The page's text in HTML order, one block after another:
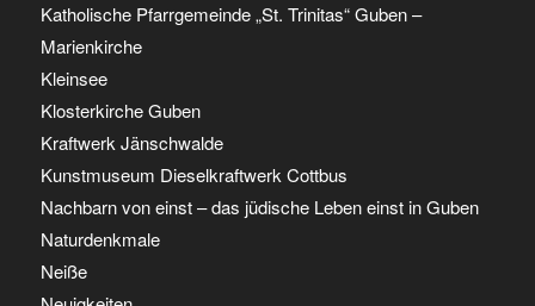
Katholische Pfarrgemeinde „St. Trinitas“ Guben –
Marienkirche
Kleinsee
Klosterkirche Guben
Kraftwerk Jänschwalde
Kunstmuseum Dieselkraftwerk Cottbus
Nachbarn von einst – das jüdische Leben einst in Guben
Naturdenkmale
Neiße